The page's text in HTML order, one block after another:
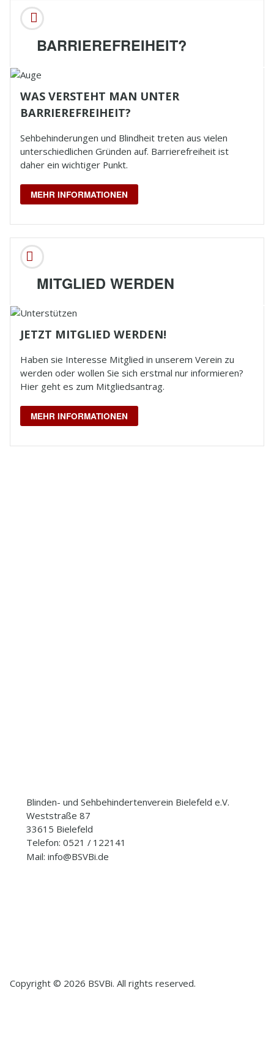
BARRIEREFREIHEIT?
WAS VERSTEHT MAN UNTER
BARRIEREFREIHEIT?
Sehbehinderungen und Blindheittreten aus vielen
unterschiedlichen Gründen auf. Barrierefreiheit ist
daher ein wichtiger Punkt.
MEHR INFORMATIONEN
MITGLIED WERDEN
JETZT MITGLIED WERDEN!
Haben sie Interesse Mitglied in unserem Verein zu
werden oder wollen Sie sich erstmal nur informieren?
Hier geht es zum Mitgliedsantrag.
MEHR INFORMATIONEN
Blinden- und Sehbehindertenverein Bielefeld e.V.
Weststraße 87
33615 Bielefeld
Telefon: 0521 / 122141
Mail: info@BSVBi.de
Copyright © 2026 BSVBi. All rights reserved.